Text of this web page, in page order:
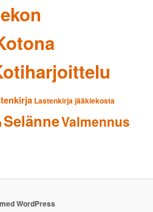
Lastenkirja jääkiekosta
SelänneValmennus
WordPress